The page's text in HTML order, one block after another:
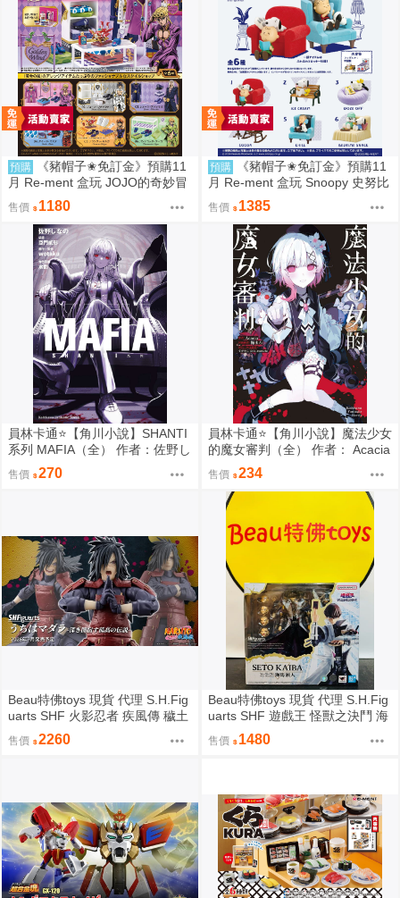
預購
《豬帽子✬免訂金》預購11
月 Re-ment 盒玩 JOJO的奇妙冒
險 服裝精品店 黃金之風 中盒6入
0816
售價 1180
預購
《豬帽子✬免訂金》預購11
月 Re-ment 盒玩 Snoopy 史努比
悠閒座椅場景 中盒6入 0816
售價 1385
員林卡通⭐️【角川小說】SHANTI
系列 MAFIA（全） 作者：佐野し
なの (附尼采書套)
售價 270
員林卡通⭐️【角川小說】魔法少女
的魔女審判（全） 作者： Acacia
(附尼采書套)
售價 234
Beau特佛toys 現貨 代理 S.H.Fig
uarts SHF 火影忍者 疾風傳 穢土
轉身 宇智波斑 0209
售價 2260
Beau特佛toys 現貨 代理 S.H.Fig
uarts SHF 遊戲王 怪獸之決鬥 海
馬瀬人 0209
售價 1480